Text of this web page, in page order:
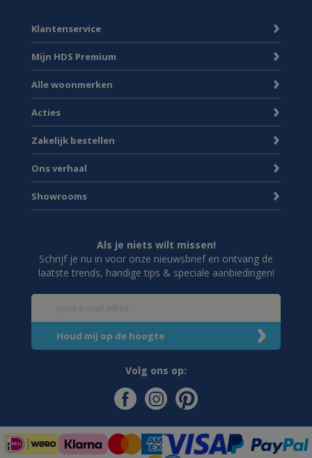
Klantenservice
Mijn HDS Premium
Alle woonmerken
Acties
Zakelijk bestellen
Ons verhaal
Showrooms
Als je niets wilt missen!
Schrijf je nu in voor onze nieuwsbrief en ontvang de
laatste trends, handige tips & speciale aanbiedingen!
Volg ons op: